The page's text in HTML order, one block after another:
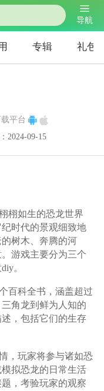
导航
专辑 礼包
平台
2024-09-15
栩如生的恐龙世界
时代的景观细致地
树木、奔腾的河
游戏主要分为三个
。
百科全书，涵盖超过
角龙到鲜为人知的
，包括它们的生存
，玩家将参与诸如恐
拟恐龙的日常生活
，考验玩家的观察